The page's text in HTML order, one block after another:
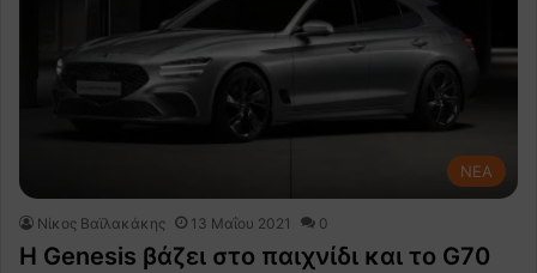
NEA
Νίκος Βαϊλακάκης 13 Μαΐου 2021 0
Η Genesis βάζει στο παιχνίδι και το G70